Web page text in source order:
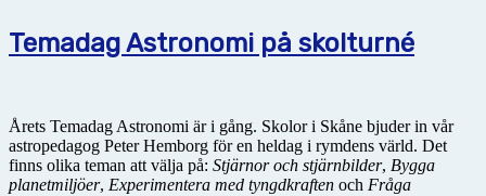
Temadag Astronomi på skolturné
Årets Temadag Astronomi är i gång. Skolor i Skåne bjuder in vår
astropedagog Peter Hemborg för en heldag i rymdens värld. Det
finns olika teman att välja på: Stjärnor och stjärnbilder, Bygga
planetmiljöer, Experimentera med tyngdkraften och Fråga